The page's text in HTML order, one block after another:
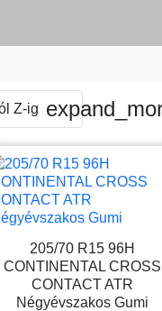
Z-ig
205/70 R15 96H
CONTINENTAL CROSS
CONTACT ATR
Négyévszakos Gumi